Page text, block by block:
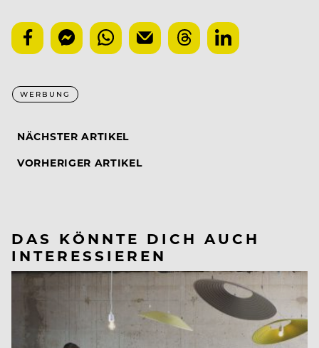
WERBUNG
NÄCHSTER ARTIKEL
VORHERIGER ARTIKEL
DAS KÖNNTE DICH AUCH
INTERESSIEREN